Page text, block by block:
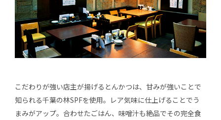
こだわりが強い店主が揚げるとんかつは、甘みが強いことで
知られる千葉の林SPFを使用。レア気味に仕上げることでう
まみがアップ。合わせたごはん、味噌汁も絶品でその完全食